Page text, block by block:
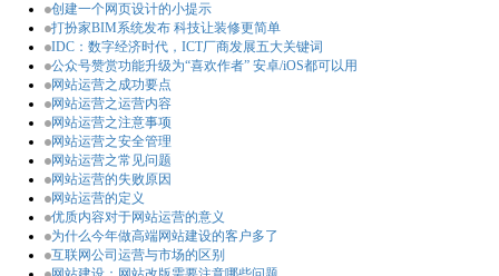
创建一个网页设计的小提示
打扮家BIM系统发布 科技让装修更简单
IDC：数字经济时代，ICT厂商发展五大关键词
公众号赞赏功能升级为“喜欢作者” 安卓/iOS都可以用
网站运营之成功要点
网站运营之运营内容
网站运营之注意事项
网站运营之安全管理
网站运营之常见问题
网站运营的失败原因
网站运营的定义
优质内容对于网站运营的意义
为什么今年做高端网站建设的客户多了
互联网公司运营与市场的区别